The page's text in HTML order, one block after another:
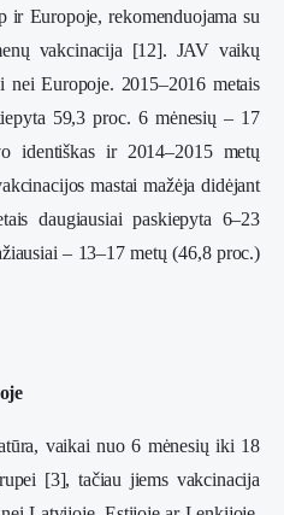
ir Europoje, rekomenduojama su
vakcinacija [12]. JAV vaikų
nei Europoje. 2015–2016 metais
59,3 proc. 6 mėnesių – 17
identiškas ir 2014–2015 metų
mastai mažėja didėjant
daugiausiai paskiepyta 6–23
– 13–17 metų (46,8 proc.)
vaikai nuo 6 mėnesių iki 18
[3], tačiau jiems vakcinacija